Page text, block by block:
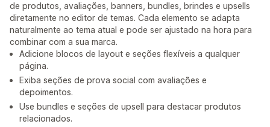
de produtos, avaliações, banners, bundles, brindes e upsells
diretamente no editor de temas. Cada elemento se adapta
naturalmente ao tema atual e pode ser ajustado na hora para
combinar com a sua marca.
Adicione blocos de layout e seções flexíveis a qualquer
página.
Exiba seções de prova social com avaliações e
depoimentos.
Use bundles e seções de upsell para destacar produtos
relacionados.